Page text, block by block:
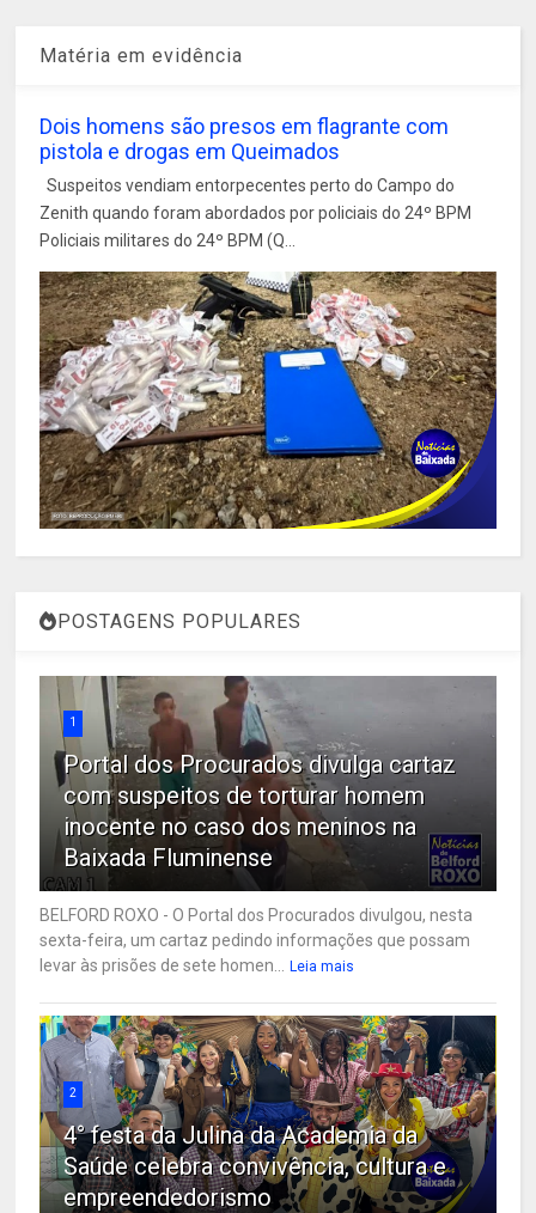
Matéria em evidência
Dois homens são presos em flagrante com
pistola e drogas em Queimados
Suspeitos vendiam entorpecentes perto do Campo do
Zenith quando foram abordados por policiais do 24º BPM
Policiais militares do 24º BPM (Q...
POSTAGENS POPULARES
1
Portal dos Procurados divulga cartaz
com suspeitos de torturar homem
inocente no caso dos meninos na
Baixada Fluminense
BELFORD ROXO - O Portal dos Procurados divulgou, nesta
sexta-feira, um cartaz pedindo informações que possam
levar às prisões de sete homen...
Leia mais
2
4° festa da Julina da Academia da
Saúde celebra convivência, cultura e
empreendedorismo